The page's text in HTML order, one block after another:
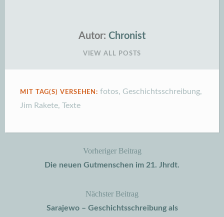
Autor: Chronist
VIEW ALL POSTS
MIT TAG(S) VERSEHEN:fotos, Geschichtsschreibung,
Jim Rakete, Texte
BeitragsnavigationVorheriger Beitrag
Die neuen Gutmenschen im 21. Jhrdt.
Nächster Beitrag
Sarajewo – Geschichtsschreibung als